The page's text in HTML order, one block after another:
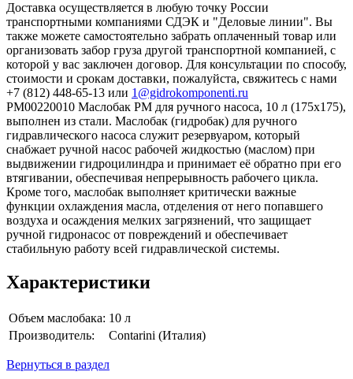
Доставка осуществляется в любую точку России
транспортными компаниями СДЭК и "Деловые линии". Вы
также можете самостоятельно забрать оплаченный товар или
организовать забор груза другой транспортной компанией, с
которой у вас заключен договор. Для консультации по способу,
стоимости и срокам доставки, пожалуйста, свяжитесь с нами
+7 (812) 448-65-13 или 1@gidrokomponenti.ru
PM00220010 Маслобак PM для ручного насоса, 10 л (175x175),
выполнен из стали. Маслобак (гидробак) для ручного
гидравлического насоса служит резервуаром, который
снабжает ручной насос рабочей жидкостью (маслом) при
выдвижении гидроцилиндра и принимает её обратно при его
втягивании, обеспечивая непрерывность рабочего цикла.
Кроме того, маслобак выполняет критически важные
функции охлаждения масла, отделения от него попавшего
воздуха и осаждения мелких загрязнений, что защищает
ручной гидронасос от повреждений и обеспечивает
стабильную работу всей гидравлической системы.
Характеристики
Объем маслобака: 10 л
Производитель:
Contarini (Италия)
Вернуться в раздел